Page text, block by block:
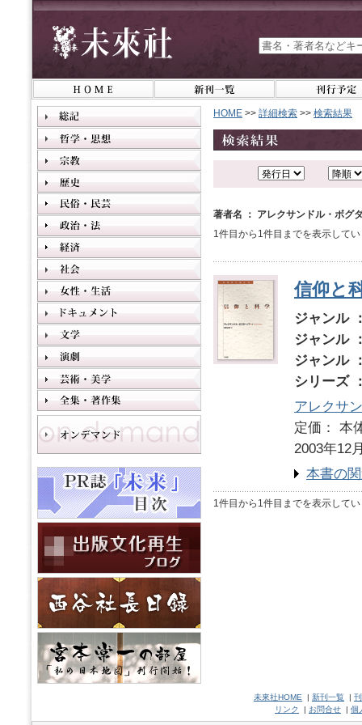
HOME >> 詳細検索 >> 検索結果
著者名 ： アレクサンドル・ボグ
1件目から1件目までを表示して
信仰と
ジャンル
ジャンル
ジャンル
シリーズ
アレクサ
定価：
2003年12
本書の
1件目から1件目までを表示して
未來社HOME | 新刊一覧 |
リンク
| お問合せ | 個